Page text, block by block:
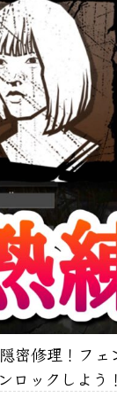
隠密修理！フ
ロックしよう